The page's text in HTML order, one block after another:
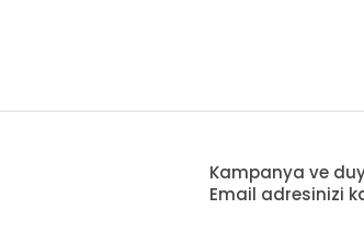
Kampanya ve
Email adresinizi